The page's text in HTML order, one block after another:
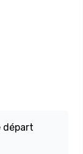
départ